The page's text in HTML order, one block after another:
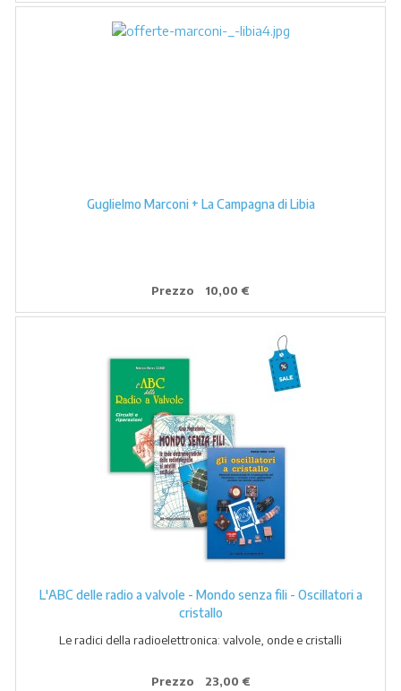
Guglielmo Marconi + La Campagna di Libia
Prezzo 10,00 €
L'ABC delle radio a valvole - Mondo senza fili - Oscillatori a
cristallo
Le radici della radioelettronica: valvole, onde e cristalli
Prezzo 23,00 €